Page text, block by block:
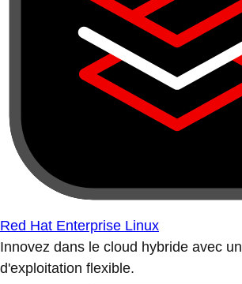
Red Hat Enterprise Linux
Innovez dans le cloud hybride avec
d'exploitation flexible.